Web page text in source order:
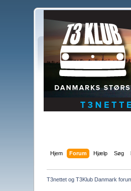
Hjem Forum Hjælp Søg
T3nettet og T3Klub Danmark